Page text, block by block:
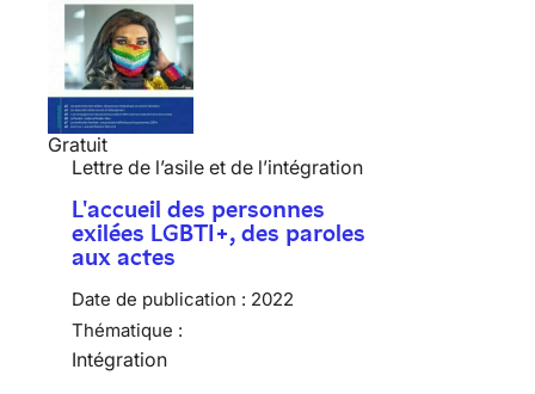
Gratuit
Lettre de l’asile et de l’intégration
L'accueil des personnes
exilées LGBTI+, des paroles
aux actes
Date de publication : 2022
Thématique :
Intégration